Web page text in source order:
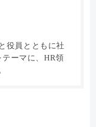
役員とともに社
ーマに、HR領